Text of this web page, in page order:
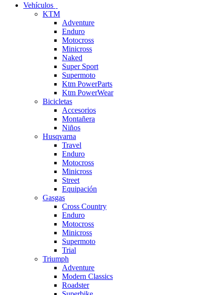
Vehículos
KTM
Adventure
Enduro
Motocross
Minicross
Naked
Super Sport
Supermoto
Ktm PowerParts
Ktm PowerWear
Bicicletas
Accesorios
Montañera
Niños
Husqvarna
Travel
Enduro
Motocross
Minicross
Street
Equipación
Gasgas
Cross Country
Enduro
Motocross
Minicross
Supermoto
Trial
Triumph
Adventure
Modern Classics
Roadster